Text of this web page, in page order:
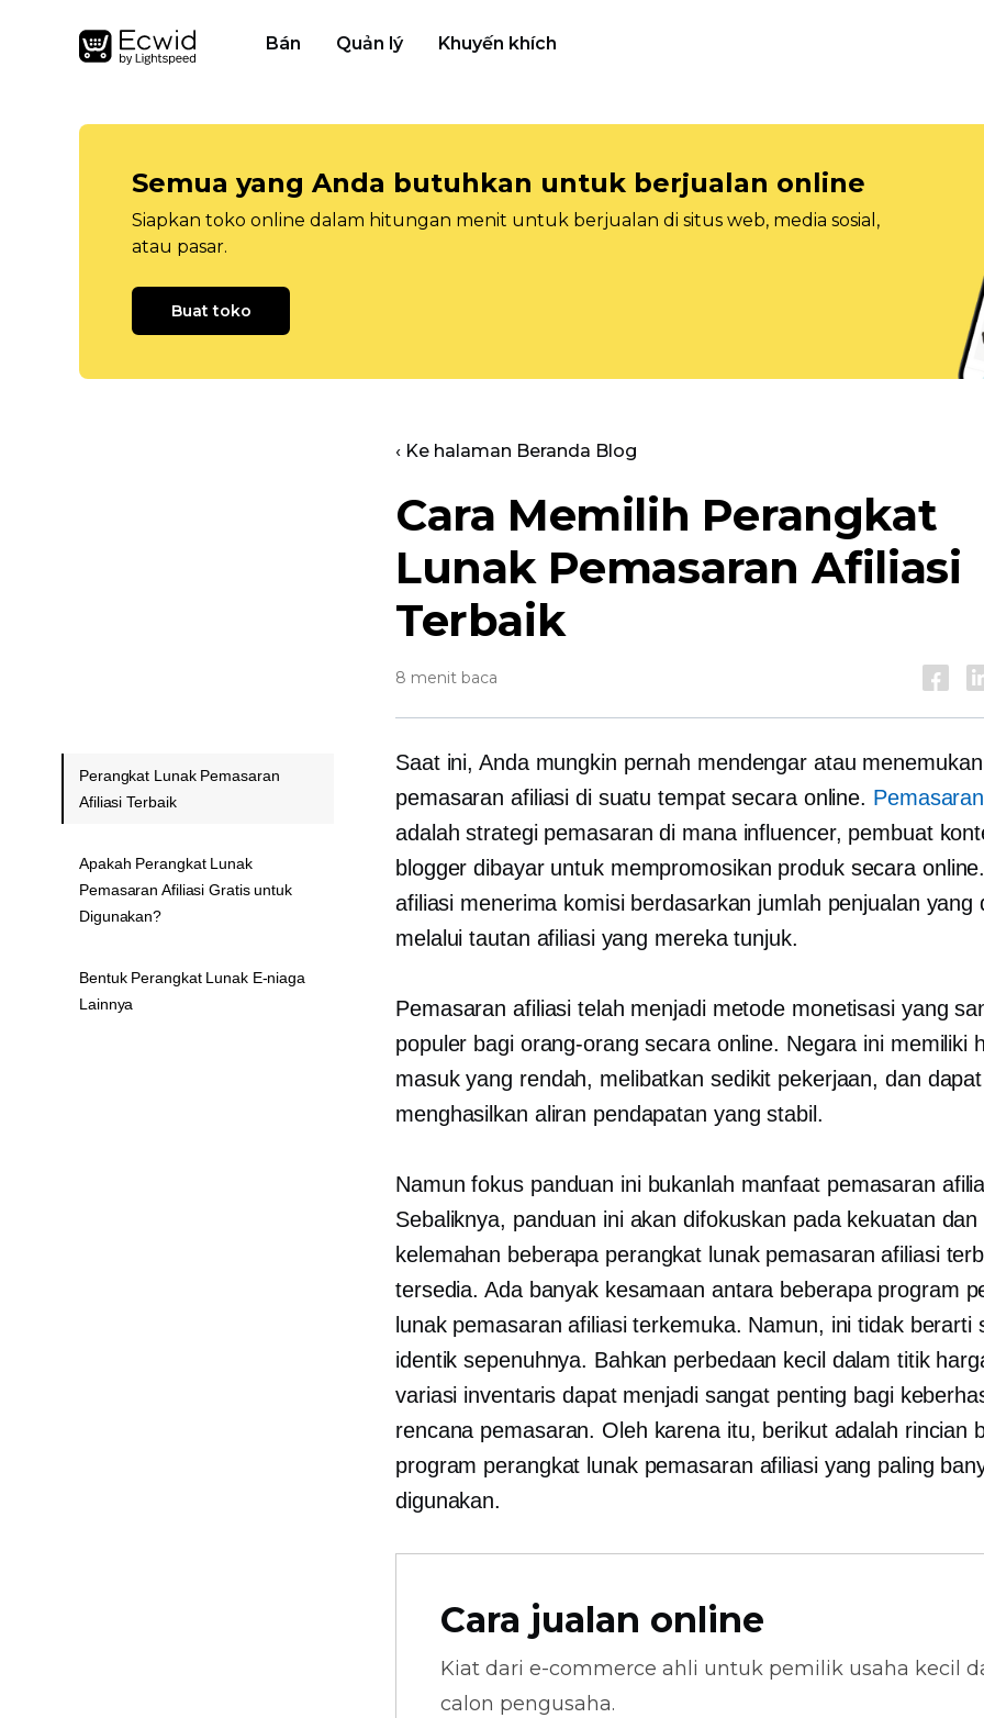
Bán Quản lý Khuyến khích
Semua yang Anda butuhkan untuk berjualan online
Siapkan toko online dalam hitungan menit untuk berjualan di situs web, media sosial,
atau pasar.
Buat toko
‹ Ke halaman Beranda Blog
Cara Memilih Perangkat
Lunak Pemasaran Afiliasi
Terbaik
8 menit baca
Saat ini, Anda mungkin pernah mendengar atau menemukan
pemasaran afiliasi di suatu tempat secara online.
adalah strategi pemasaran di mana influencer, pembuat
blogger dibayar untuk mempromosikan produk secara
afiliasi menerima komisi berdasarkan jumlah penjualan yang
melalui tautan afiliasi yang mereka tunjuk.
Pemasaran afiliasi telah menjadi metode monetisasi yang
populer bagi orang-orang secara online. Negara ini memiliki
masuk yang rendah, melibatkan sedikit pekerjaan, dan dapat
menghasilkan aliran pendapatan yang stabil.
Namun fokus panduan ini bukanlah manfaat pemasaran
Sebaliknya, panduan ini akan difokuskan pada kekuatan dan
kelemahan beberapa perangkat lunak pemasaran afiliasi
tersedia. Ada banyak kesamaan antara beberapa program
lunak pemasaran afiliasi terkemuka. Namun, ini tidak berarti
identik sepenuhnya. Bahkan perbedaan kecil dalam titik
variasi inventaris dapat menjadi sangat penting bagi
rencana pemasaran. Oleh karena itu, berikut adalah rincian
program perangkat lunak pemasaran afiliasi yang paling
digunakan.
Cara jualan online
Kiat dari e-commerce ahli untuk pemilik usaha kecil
calon pengusaha.
Perangkat Lunak Pemasaran
Afiliasi Terbaik
Apakah Perangkat Lunak
Pemasaran Afiliasi Gratis untuk
Digunakan?
Bentuk Perangkat Lunak E-niaga
Lainnya